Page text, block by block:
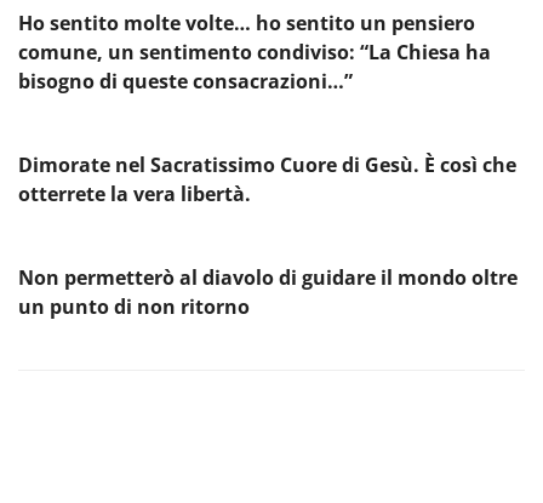
Ho sentito molte volte… ho sentito un pensiero
comune, un sentimento condiviso: “La Chiesa ha
bisogno di queste consacrazioni…”
Dimorate nel Sacratissimo Cuore di Gesù. È così che
otterrete la vera libertà.
Non permetterò al diavolo di guidare il mondo oltre
un punto di non ritorno